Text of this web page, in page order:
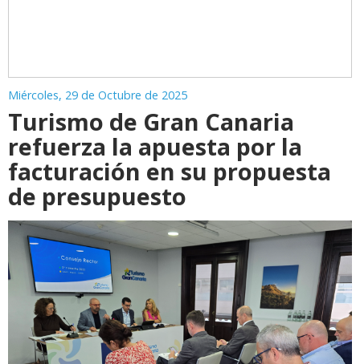
Miércoles, 29 de Octubre de 2025
Turismo de Gran Canaria
refuerza la apuesta por la
facturación en su propuesta
de presupuesto